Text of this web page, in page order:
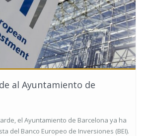
al Ayuntamiento de
el Ayuntamiento de Barcelona ya ha
del Banco Europeo de Inversiones (BEI).